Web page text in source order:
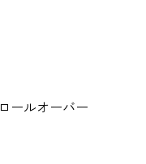
ロールオーバー